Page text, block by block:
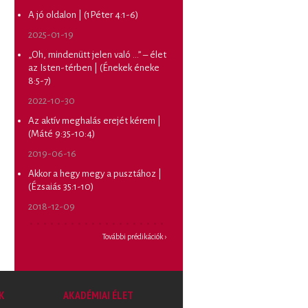
A jó oldalon | (1Péter 4:1-6)
2025-01-19
„Oh, mindenütt jelen való …” – élet
az Isten-térben | (Énekek éneke
8:5-7)
2022-10-30
Az aktív meghalás erejét kérem |
(Máté 9:35-10:4)
2019-06-16
Akkor a hegy megy a pusztához |
(Ézsaiás 35:1-10)
2018-12-09
További prédikációk ›
AKADÉMIAI ÉLET